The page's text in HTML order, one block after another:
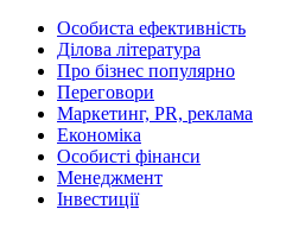
Особиста ефективність
Ділова література
Про бізнес популярно
Переговори
Маркетинг, PR, реклама
Економіка
Особисті фінанси
Менеджмент
Інвестиції